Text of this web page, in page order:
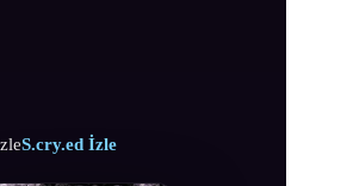
S.cry.ed İzle